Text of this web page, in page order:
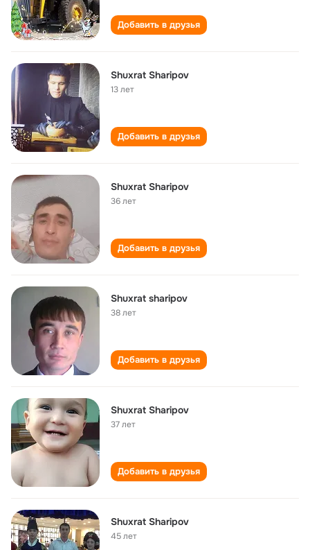
Добавить в друзья
Shuxrat Sharipov
13 лет
Добавить в друзья
Shuxrat Sharipov
36 лет
Добавить в друзья
Shuxrat sharipov
38 лет
Добавить в друзья
Shuxrat Sharipov
37 лет
Добавить в друзья
Shuxrat Sharipov
45 лет